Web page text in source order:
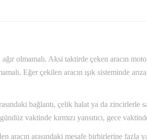
ağır olmamalı. Aksi taktirde çeken aracın
Eğer çekilen aracın ışık sisteminde
bağlantı, çelik halat ya da zincirlerle
vaktinde kırmızı yansıtıcı, gece
aracın arasındaki mesafe birbirlerine fazla